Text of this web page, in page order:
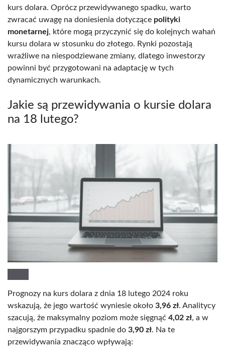
kurs dolara. Oprócz przewidywanego spadku, warto
zwracać uwagę na doniesienia dotyczące polityki
monetarnej, które mogą przyczynić się do kolejnych wahań
kursu dolara w stosunku do złotego. Rynki pozostają
wrażliwe na niespodziewane zmiany, dlatego inwestorzy
powinni być przygotowani na adaptację w tych
dynamicznych warunkach.
Jakie są przewidywania o kursie dolara
na 18 lutego?
Prognozy na kurs dolara z dnia 18 lutego 2024 roku
wskazują, że jego wartość wyniesie około 3,96 zł. Analitycy
szacują, że maksymalny poziom może sięgnąć 4,02 zł, a w
najgorszym przypadku spadnie do 3,90 zł. Na te
przewidywania znacząco wpływają: